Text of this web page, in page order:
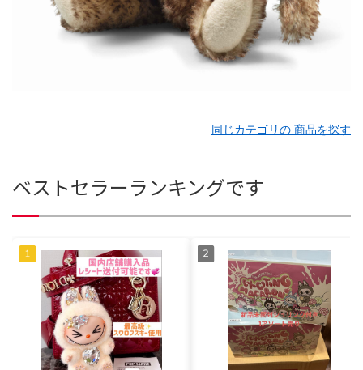
同じカテゴリの 商品を探す
ベストセラーランキングです